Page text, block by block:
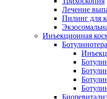
Лечение
Пилинг для
Инъекционная